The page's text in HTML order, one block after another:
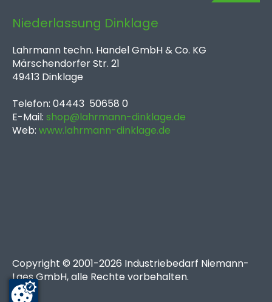
Niederlassung Dinklage
Lahrmann techn. Handel GmbH & Co. KG
Märschendorfer Str. 21
49413 Dinklage
Telefon: 04443 50658 0
E-Mail: shop@lahrmann-dinklage.de
Web: www.lahrmann-dinklage.de
Copyright © 2001-2026 Industriebedarf Niemann-
Laes GmbH, alle Rechte vorbehalten.